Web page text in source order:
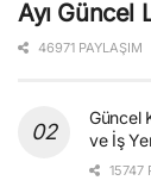
Ayı Güncel
46971 PAYLAŞIM
Güncel
ve İş
15747